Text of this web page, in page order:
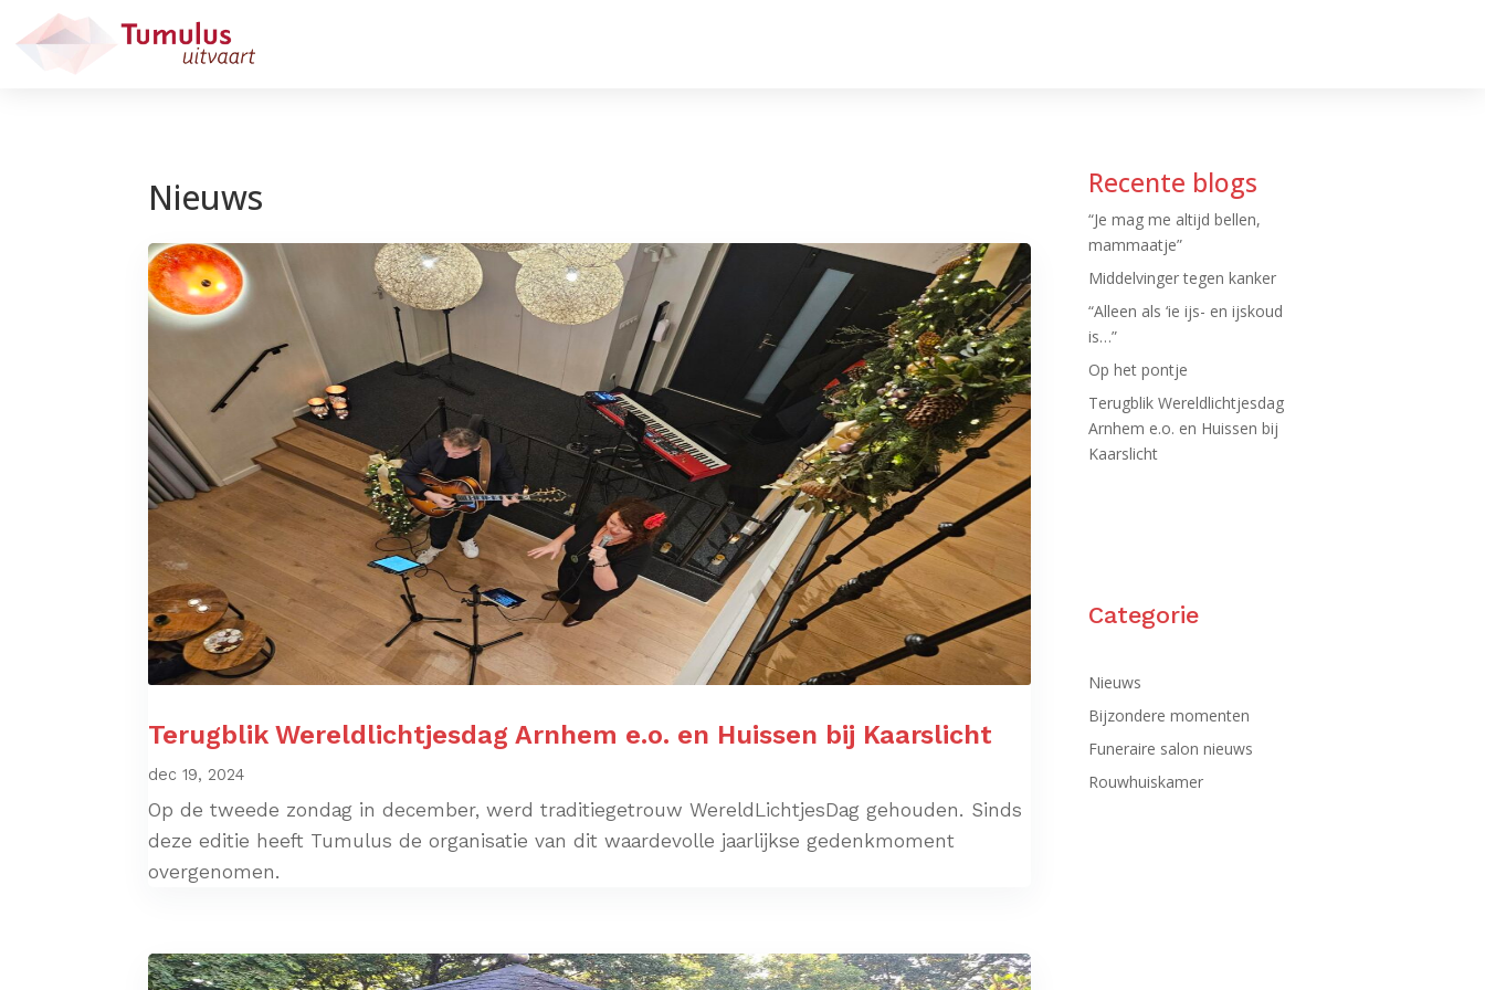
Nieuws
Terugblik Wereldlichtjesdag Arnhem e.o. en Huissen bij Kaarslicht
dec 19, 2024
Op de tweede zondag in december, werd traditiegetrouw WereldLichtjesDag gehouden. Sinds
deze editie heeft Tumulus de organisatie van dit waardevolle jaarlijkse gedenkmoment
overgenomen.
Recente blogs
“Je mag me altijd bellen,
mammaatje”
Middelvinger tegen kanker
“Alleen als ‘ie ijs- en ijskoud
is…”
Op het pontje
Terugblik Wereldlichtjesdag
Arnhem e.o. en Huissen bij
Kaarslicht
Categorie
Nieuws
Bijzondere momenten
Funeraire salon nieuws
Rouwhuiskamer